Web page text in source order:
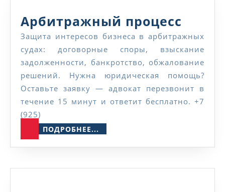
Арбитражный процесс
Защита интересов бизнеса в арбитражных
судах: договорные споры, взыскание
задолженности, банкротство, обжалование
решений. Нужна юридическая помощь?
Оставьте заявку — адвокат перезвонит в
течение 15 минут и ответит бесплатно. +7
(925)
ПОДРОБНЕЕ...